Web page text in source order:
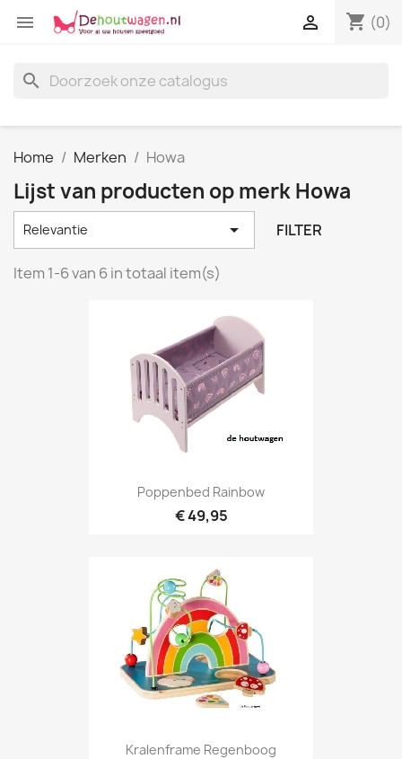
 shopping_cart (0)

search
Home Merken Howa
Lijst van producten op merk Howa
Relevantie  FILTER
Item 1-6 van 6 in totaal item(s)
Poppenbed Rainbow
€ 49,95
Kralenframe Regenboog